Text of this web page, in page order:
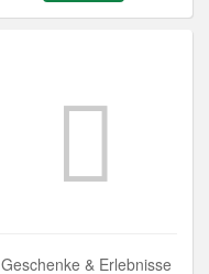
Geschenke & Erlebnisse